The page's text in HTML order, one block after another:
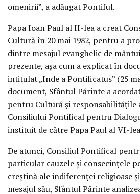
omenirii”, a adăugat Pontiful.
Papa Ioan Paul al II-lea a creat
Cultură în 20 mai 1982, pentru a
dintre mesajul evanghelic de
prezente, aşa cum a explicat în
intitulat „Inde a Pontificatus” (25
document, Sfântul Părinte a
pentru Cultură şi
Consiliului Pontifical pentru
instituit de către Papa Paul al VI-
De atunci, Consiliul Pontifical
particular cauzele şi consecinţele
creştină ale indiferenţei religioase
mesajul său, Sfântul Părinte